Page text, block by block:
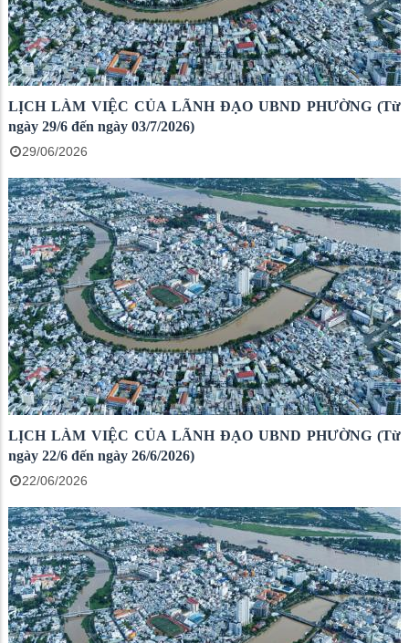
LỊCH LÀM VIỆC CỦA LÃNH ĐẠO UBND PHƯỜNG (Từ
ngày 29/6 đến ngày 03/7/2026)
29/06/2026
LỊCH LÀM VIỆC CỦA LÃNH ĐẠO UBND PHƯỜNG (Từ
ngày 22/6 đến ngày 26/6/2026)
22/06/2026